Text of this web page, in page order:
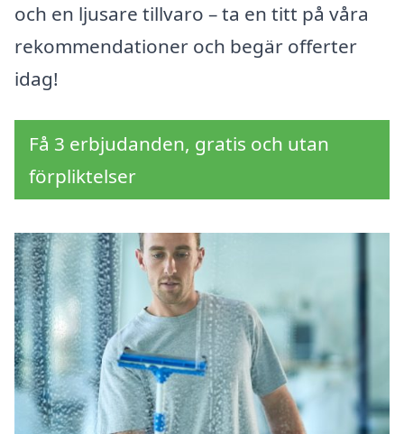
och en ljusare tillvaro – ta en titt på våra
rekommendationer och begär offerter
idag!
Få 3 erbjudanden, gratis och utan
förpliktelser